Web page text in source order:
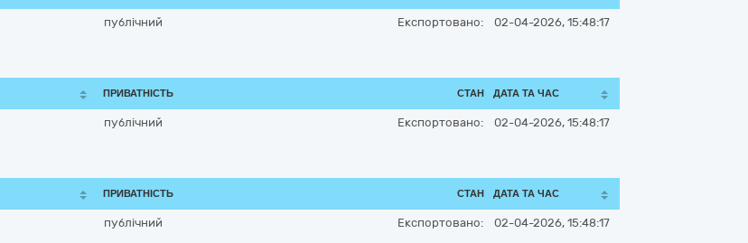
публічний Експортовано: 02-04-2026, 15:48:17
ПРИВАТНІСТЬ СТАН ДАТА ТА ЧАС
публічний Експортовано: 02-04-2026, 15:48:17
ПРИВАТНІСТЬ СТАН ДАТА ТА ЧАС
публічний Експортовано: 02-04-2026, 15:48:17